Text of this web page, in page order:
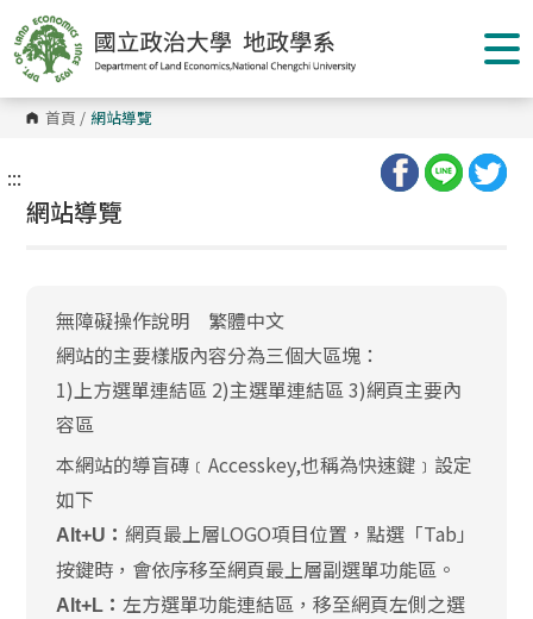
到
主
要
內
容
區 首頁 / 網站導覽
:::
網站導覽
無障礙操作說明 繁體中文
網站的主要樣版內容分為三個大區塊：
1)上方選單連結區 2)主選單連結區 3)網頁主要內
容區
本網站的導盲磚﹝Accesskey,也稱為快速鍵﹞設定
如下
Alt+U：網頁最上層LOGO項目位置，點選「Tab」
按鍵時，會依序移至網頁最上層副選單功能區。
Alt+L： 左方選單功能連結區，移至網頁左側之選